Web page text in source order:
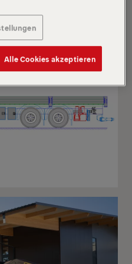
Alle Cookies akzeptieren